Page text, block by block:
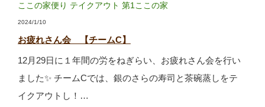
ここの家便り テイクアウト 第1ここの家
2024/1/10
お疲れさん会 【チームC】
12月29日に１年間の労をねぎらい、お疲れさん会を行い
ました✨ チームCでは、銀のさらの寿司と茶碗蒸しをテ
イクアウトし！…